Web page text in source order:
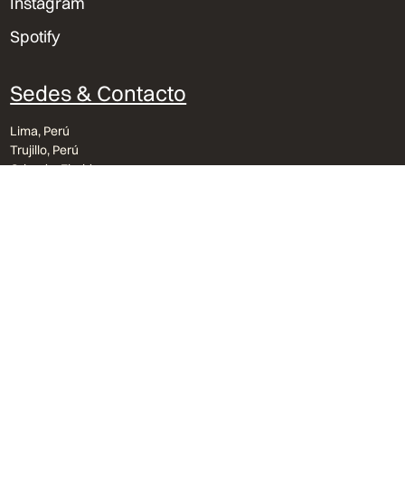
Spotify
Sedes & Contacto
Lima, Perú
Trujillo, Perú
Orlando, Florida